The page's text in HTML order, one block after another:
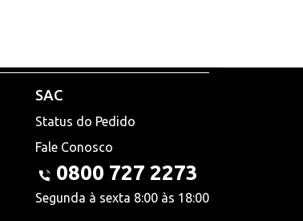
SAC
Status do Pedido
Fale Conosco
0800 727 2273
Segunda à sexta 8:00 às 18:00